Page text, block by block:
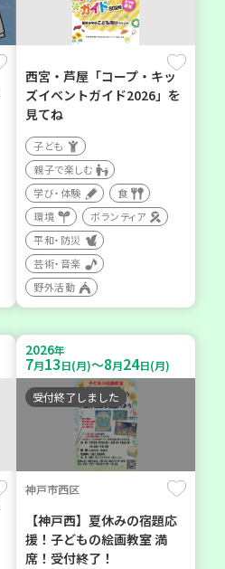
西宮・芦屋「コープ・キッ
ズイベントガイド2026」を
見てね
子ども
親子で楽しむ
学び・体験
食
環境
ボランティア
平和・防災
芸術・音楽
野外活動
2026年
7月13日(月)～8月24日(月)
受付終了しました
神戸市西区
【神戸西】夏休みの宿題応
援！子どもの絵画教室 満
席！受付終了！